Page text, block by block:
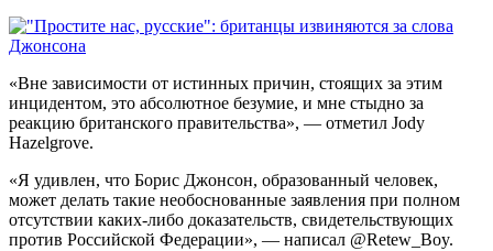
«Вне зависимости от истинных причин, стоящих за этим
инцидентом, это абсолютное безумие, и мне стыдно за
реакцию британского правительства», — отметил Jody
Hazelgrove.
«Я удивлен, что Борис Джонсон, образованный человек,
может делать такие необоснованные заявления при полном
отсутствии каких-либо доказательств, свидетельствующих
против Российской Федерации», — написал @Retew_Boy.